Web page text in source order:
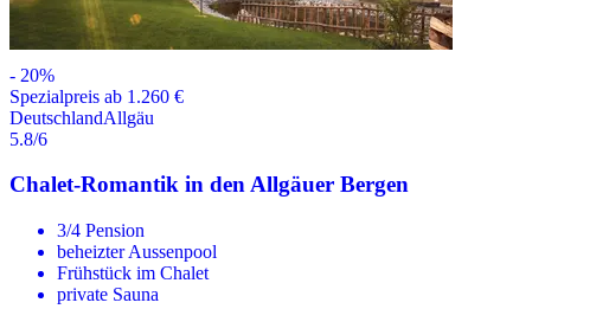
- 20%
Spezialpreis ab 1.260 €
DeutschlandAllgäu
5.8/6
Chalet-Romantik in den Allgäuer Bergen
3/4 Pension
beheizter Aussenpool
Frühstück im Chalet
private Sauna